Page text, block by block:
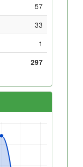
57
33
1
297